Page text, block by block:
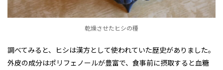
乾燥させたヒシの種
調べてみると、ヒシは漢方として使われていた歴史がありました。
外皮の成分はポリフェノールが豊富で、食事前に摂取すると血糖